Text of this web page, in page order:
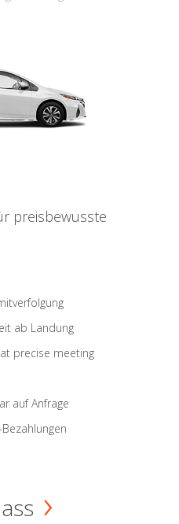
preisbewusste
ab Landung
precise meeting
auf Anfrage